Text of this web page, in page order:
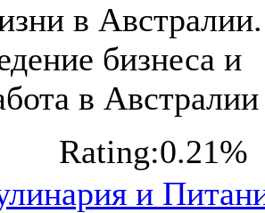
в Австралии.
бизнеса и
в Австралии
Rating:0.21%
и